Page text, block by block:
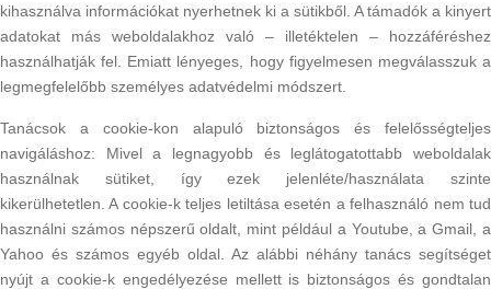
kihasználva információkat nyerhetnek ki a sütikből. A támadók a kinyert
adatokat más weboldalakhoz való – illetéktelen – hozzáféréshez
használhatják fel. Emiatt lényeges, hogy figyelmesen megválasszuk a
legmegfelelőbb személyes adatvédelmi módszert.
Tanácsok a cookie-kon alapuló biztonságos és felelősségteljes
navigáláshoz: Mivel a legnagyobb és leglátogatottabb weboldalak
használnak sütiket, így ezek jelenléte/használata szinte
kikerülhetetlen. A cookie-k teljes letiltása esetén a felhasználó nem tud
használni számos népszerű oldalt, mint például a Youtube, a Gmail, a
Yahoo és számos egyéb oldal. Az alábbi néhány tanács segítséget
nyújt a cookie-k engedélyezése mellett is biztonságos és gondtalan